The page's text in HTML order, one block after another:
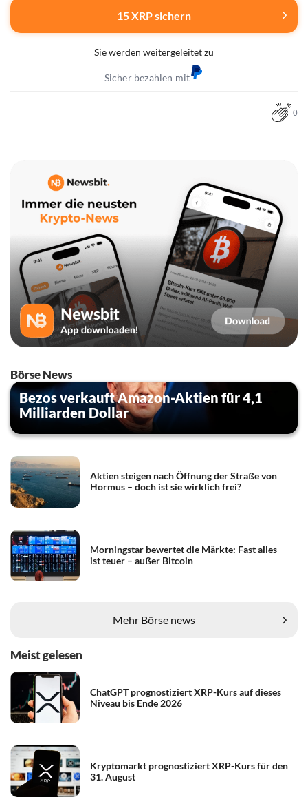
15 XRP sichern
Sie werden weitergeleitet zu
Sicher bezahlen mit
0
Börse News
Bezos verkauft Amazon-Aktien für 4,1
Milliarden Dollar
Aktien steigen nach Öffnung der Straße von
Hormus – doch ist sie wirklich frei?
Morningstar bewertet die Märkte: Fast alles
ist teuer – außer Bitcoin
Mehr Börse news
Meist gelesen
ChatGPT prognostiziert XRP-Kurs auf dieses
Niveau bis Ende 2026
Kryptomarkt prognostiziert XRP-Kurs für den
31. August